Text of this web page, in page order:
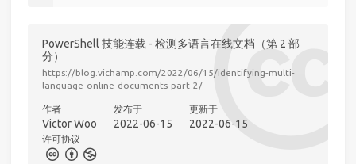
PowerShell 技能连载 - 检测多语言在线文档（第 2 部
分）
https://blog.vichamp.com/2022/06/15/identifying-multi-
language-online-documents-part-2/
作者
Victor Woo
发布于
2022-06-15
更新于
2022-06-15
许可协议